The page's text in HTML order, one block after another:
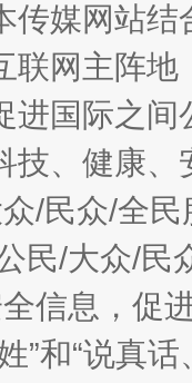
传媒网站
联网主阵
进国际之
技、健康
/民众/全
民/大众/民
信息，促
”和“说真